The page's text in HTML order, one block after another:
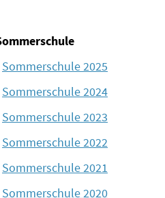
Sommerschule 2025
Sommerschule 2024
Sommerschule 2023
Sommerschule 2022
Sommerschule 2021
Sommerschule 2020